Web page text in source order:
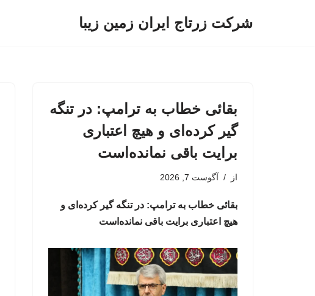
شرکت زرتاج ایران زمین زیبا
بقائی خطاب به ترامپ: در تنگه
گیر کرده‌ای و هیچ اعتباری
برایت باقی نمانده‌است
از آگوست 7, 2026
بقائی خطاب به ترامپ: در تنگه گیر کرده‌ای و
هیچ اعتباری برایت باقی نمانده‌است